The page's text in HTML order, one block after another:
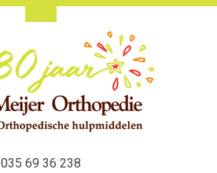
035 69 36 238